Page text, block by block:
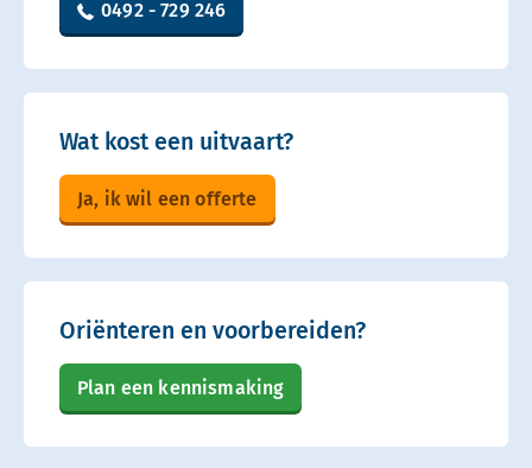
0492 - 729 246
Wat kost een uitvaart?
Ja, ik wil een offerte
Oriënteren en voorbereiden?
Plan een kennismaking